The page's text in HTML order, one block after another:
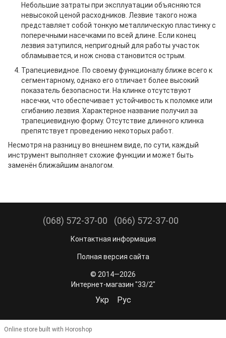
Небольшие затраты при эксплуатации объясняются
невысокой ценой расходников. Лезвие такого ножа
представляет собой тонкую металлическую пластинку с
поперечными насечками по всей длине. Если конец
лезвия затупился, непригодный для работы участок
обламывается, и нож снова становится острым.
Трапециевидное. По своему функционалу ближе всего к
сегментарному, однако его отличает более высокий
показатель безопасности. На клинке отсутствуют
насечки, что обеспечивает устойчивость к поломке или
сгибанию лезвия. Характерное название получил за
трапециевидную форму. Отсутствие длинного клинка
препятствует проведению некоторых работ.
Несмотря на разницу во внешнем виде, по сути, каждый
инструмент выполняет схожие функции и может быть
заменён ближайшим аналогом.
(068) 572-37-00 (066) 572-37-00
Контактная информация
Полная версия сайта
© 2014—2026
Интернет-магазин "33/2"
Укр Рус
Online store built with Horoshop